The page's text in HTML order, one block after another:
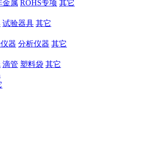
金属 ROHS专项 其它
试验器具 其它
器 分析仪器 其它
滴管 塑料袋 其它